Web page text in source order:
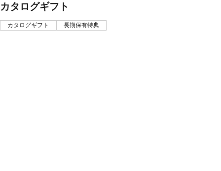
カタログギフト
カタログギフト 長期保有特典